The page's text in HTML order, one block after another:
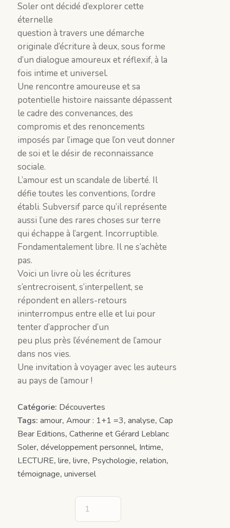
Soler ont décidé d’explorer cette
éternelle
question à travers une démarche
originale d’écriture à deux, sous forme
d’un dialogue amoureux et réflexif, à la
fois intime et universel.
Une rencontre amoureuse et sa
potentielle histoire naissante dépassent
le cadre des convenances, des
compromis et des renoncements
imposés par l’image que l’on veut donner
de soi et le désir de reconnaissance
sociale.
L’amour est un scandale de liberté. Il
défie toutes les conventions, l’ordre
établi. Subversif parce qu’il représente
aussi l’une des rares choses sur terre
qui échappe à l’argent. Incorruptible.
Fondamentalement libre. Il ne s’achète
pas.
Voici un livre où les écritures
s’entrecroisent, s’interpellent, se
répondent en allers-retours
ininterrompus entre elle et lui pour
tenter d’approcher d’un
peu plus près l’événement de l’amour
dans nos vies.
Une invitation à voyager avec les auteurs
au pays de l’amour !
Catégorie: Découvertes
Tags: amour, Amour : 1+1 =3, analyse, Cap
Bear Editions, Catherine et Gérard Leblanc
Soler, développement personnel, Intime,
LECTURE, lire, livre, Psychologie, relation,
témoignage, universel